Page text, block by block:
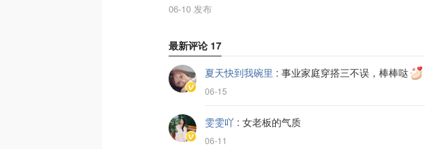
06-10 发布
最新评论 17
夏天快到我碗里 : 事业家庭穿搭三不误，棒棒哒
06-15
雯雯吖 : 女老板的气质
06-11